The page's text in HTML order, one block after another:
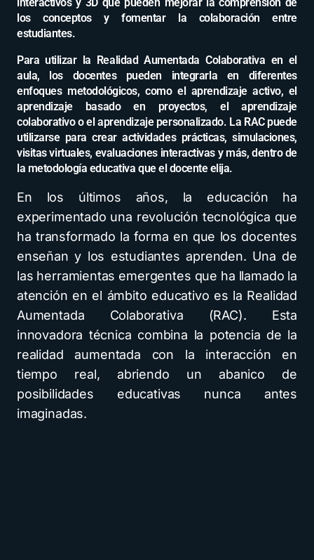
los conceptos y fomentar la colaboración entre
estudiantes.
Para utilizar la Realidad Aumentada Colaborativa en el
aula, los docentes pueden integrarla en diferentes
enfoques metodológicos, como el aprendizaje activo, el
aprendizaje basado en proyectos, el aprendizaje
colaborativo o el aprendizaje personalizado. La RAC puede
utilizarse para crear actividades prácticas, simulaciones,
visitas virtuales, evaluaciones interactivas y más, dentro de
la metodología educativa que el docente elija.
En los últimos años, la educación ha
experimentado una revolución tecnológica que
ha transformado la forma en que los docentes
enseñan y los estudiantes aprenden. Una de
las herramientas emergentes que ha llamado la
atención en el ámbito educativo es la Realidad
Aumentada Colaborativa (RAC). Esta
innovadora técnica combina la potencia de la
realidad aumentada con la interacción en
tiempo real, abriendo un abanico de
posibilidades educativas nunca antes
imaginadas.